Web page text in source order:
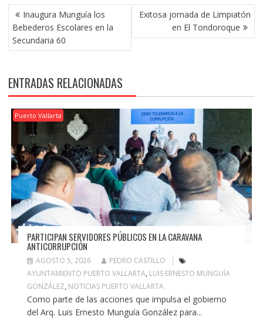
NAVEGACIÓN
DE
ENTRADAS
Inaugura Munguía los
Bebederos Escolares en la
Secundaria 60
Exitosa jornada de Limpiatón
en El Tondoroque
ENTRADAS RELACIONADAS
Puerto Vallarta
PARTICIPAN SERVIDORES PÚBLICOS EN LA CARAVANA
ANTICORRUPCIÓN
AGOSTO 5, 2026
PEDRO CASTILLO
AYUNTAMIENTO PUERTO VALLARTA, LUIS ERNESTO MUNGUÍA
GONZÁLEZ, NOTICIAS PUERTO VALLARTA
Como parte de las acciones que impulsa el gobierno
del Arq. Luis Ernesto Munguía González para...